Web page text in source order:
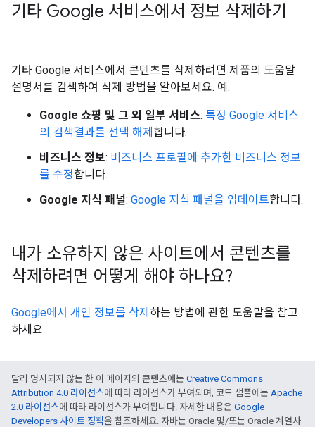
기타 Google 서비스에서 정보 삭제하기
기타 Google 서비스에서 콘텐츠를 삭제하려면 제품의 도움말
설명서를 검색하여 삭제 방법을 알아보세요. 예:
Google 쇼핑 및 그 외 일부 서비스: 특정 Google 서비스
의 검색결과를 선택 해제 합니다.
비즈니스 정보: 비즈니스 프로필에 추가한 비즈니스 정보
를 수정합니다.
Google 지식 패널: Google 지식 패널을 업데이트합니다.
내가 소유하지 않은 사이트에서 콘텐츠를
삭제하려면 어떻게 해야 하나요?
Google에서 개인 정보를 삭제 하는 방법에 관한 도움말을 참고
하세요.
달리 명시되지 않는 한 이 페이지의 콘텐츠에는 Creative Commons
Attribution 4.0 라이선스에 따라 라이선스가 부여되며, 코드 샘플에는 Apache
2.0 라이선스에 따라 라이선스가 부여됩니다. 자세한 내용은 Google
Developers 사이트 정책을 참조하세요. 자바는 Oracle 및/또는 Oracle 계열사